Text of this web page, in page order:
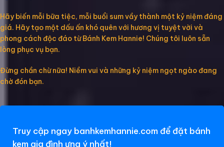
Hãy biến mỗi bữa tiệc, mỗi buổi sum vầy thành một kỷ niệm đáng
giá. Hãy tạo một dấu ấn khó quên với hương vị tuyệt vời và
phong cách độc đáo từ Bánh Kem Hannie! Chúng tôi luôn sẵn
lòng phục vụ bạn.
Đừng chần chừ nữa! Niềm vui và những kỷ niệm ngọt ngào đang
chờ đón bạn.
Truy cập ngay banhkemhannie.com để đặt bánh
kem gia đình ưng ý nhất!